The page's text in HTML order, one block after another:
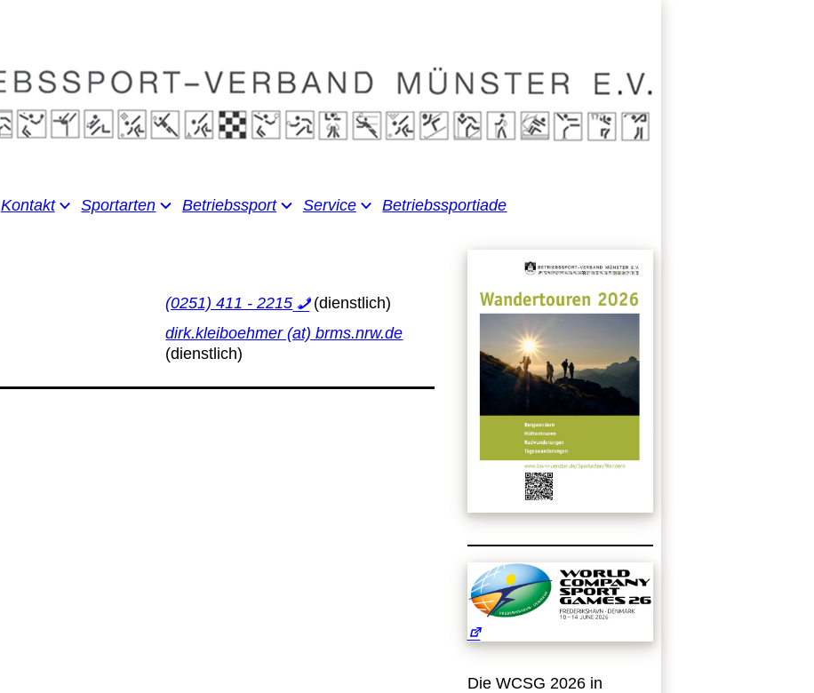
Kontakt Sportarten Betriebssport Service Betriebssportiade
(0251) 411 - 2215
dirk.kleiboehmer (at) brms.nrw.de
Die WCSG 2026 in